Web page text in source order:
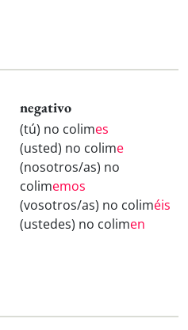
negativo
(tú) no colimes
(usted) no colime
(nosotros/as) no
colimemos
(vosotros/as) no coliméis
(ustedes) no colimen